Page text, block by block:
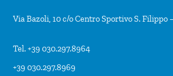
Via Bazoli, 10 c/o Centro Sportivo S. Filippo
Tel. +39 030.297.8964
+39 030.297.8969